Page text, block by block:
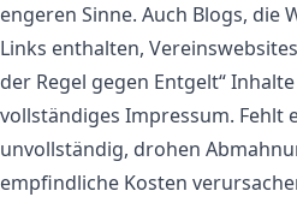
engeren Sinne. Auch Blogs, die
Links enthalten,
der Regel gegen Entgelt“
vollständiges Impressum. Fehlt
unvollständig, drohen
empfindliche Kosten